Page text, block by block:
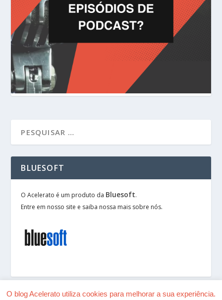
BLUESOFT
O Acelerato é um produto da Bluesoft.
Entre em nosso site e saiba nossa mais sobre nós.
O blog Acelerato utiliza cookies para melhorar a sua experiência.